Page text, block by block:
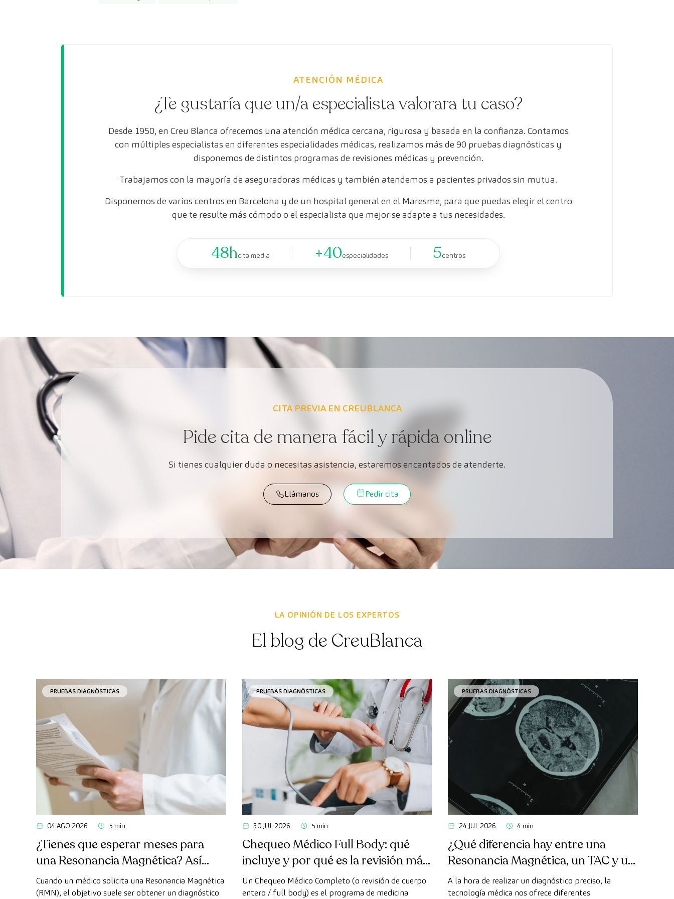
ATENCIÓN MÉDICA
¿Te gustaría que un/a especialista valorara tu caso?
Desde 1950, en Creu Blanca ofrecemos una atención médica cercana, rigurosa y basada en la confianza. Contamos
con múltiples especialistas en diferentes especialidades médicas, realizamos más de 90 pruebas diagnósticas y
disponemos de distintos programas de revisiones médicas y prevención.
Trabajamos con la mayoría de aseguradoras médicas y también atendemos a pacientes privados sin mutua.
Disponemos de varios centros en Barcelona y de un hospital general en el Maresme, para que puedas elegir el centro
que te resulte más cómodo o el especialista que mejor se adapte a tus necesidades.
48hcita media +40especialidades 5centros
CITA PREVIA EN CREUBLANCA
Pide cita de manera fácil y rápida online
Si tienes cualquier duda o necesitas asistencia, estaremos encantados de atenderte.
Llámanos Pedir cita
LA OPINIÓN DE LOS EXPERTOS
El blog de CreuBlanca
PRUEBAS DIAGNÓSTICAS
04 AGO 2026 5 min
¿Tienes que esperar meses para
una Resonancia Magnética? Así
puedes realizarte la prueba de
forma rápida como paciente
Cuando un médico solicita una Resonancia Magnética
(RMN), el objetivo suele ser obtener un diagnóstico
PRUEBAS DIAGNÓSTICAS
30 JUL 2026 5 min
Chequeo Médico Full Body: qué
incluye y por qué es la revisión más
avanzada
Un Chequeo Médico Completo (o revisión de cuerpo
entero / full body) es el programa de medicina
PRUEBAS DIAGNÓSTICAS
24 JUL 2026 4 min
¿Qué diferencia hay entre una
Resonancia Magnética, un TAC y un
PET-TAC?
A la hora de realizar un diagnóstico preciso, la
tecnología médica nos ofrece diferentes